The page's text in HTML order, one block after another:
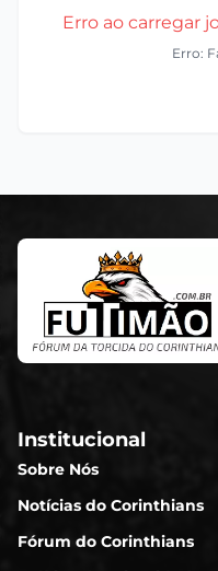
Erro ao carregar
Erro:
Institucional
Sobre Nós
Notícias do Corinthians
Fórum do Corinthians